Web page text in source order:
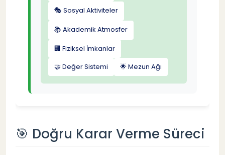
🎭 Sosyal Aktiviteler
📚 Akademik Atmosfer
🏢 Fiziksel İmkanlar
🤝 Değer Sistemi
🌟 Mezun Ağı
🎯 Doğru Karar Verme Süreci